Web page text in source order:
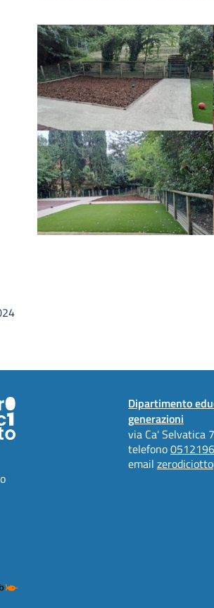
Dipartimento
generazioni
via Ca' Selvatica
telefono
email